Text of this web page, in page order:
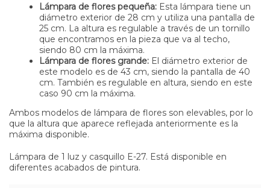
Lámpara de flores pequeña: Esta lámpara tiene un
diámetro exterior de 28 cm y utiliza una pantalla de
25 cm. La altura es regulable a través de un tornillo
que encontramos en la pieza que va al techo,
siendo 80 cm la máxima.
Lámpara de flores grande: El diámetro exterior de
este modelo es de 43 cm, siendo la pantalla de 40
cm. También es regulable en altura, siendo en este
caso 90 cm la máxima.
Ambos modelos de lámpara de flores son elevables, por lo
que la altura que aparece reflejada anteriormente es la
máxima disponible.
Lámpara de 1 luz y casquillo E-27. Está disponible en
diferentes acabados de pintura.